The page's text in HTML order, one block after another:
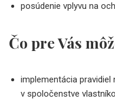
posúdenie vplyvu na
Čo pre Vás
implementácia
v spoločenstve